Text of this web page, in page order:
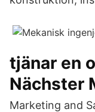
tjänar en
Nächster
Marketing and